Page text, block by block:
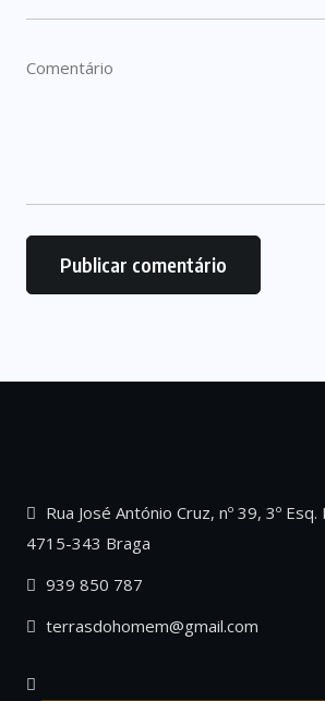
Rua José António Cruz, nº 39, 3º Esq.
4715-343 Braga
939 850 787
terrasdohomem@gmail.com